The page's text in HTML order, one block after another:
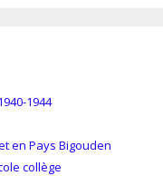
1944
en Pays Bigouden
collège